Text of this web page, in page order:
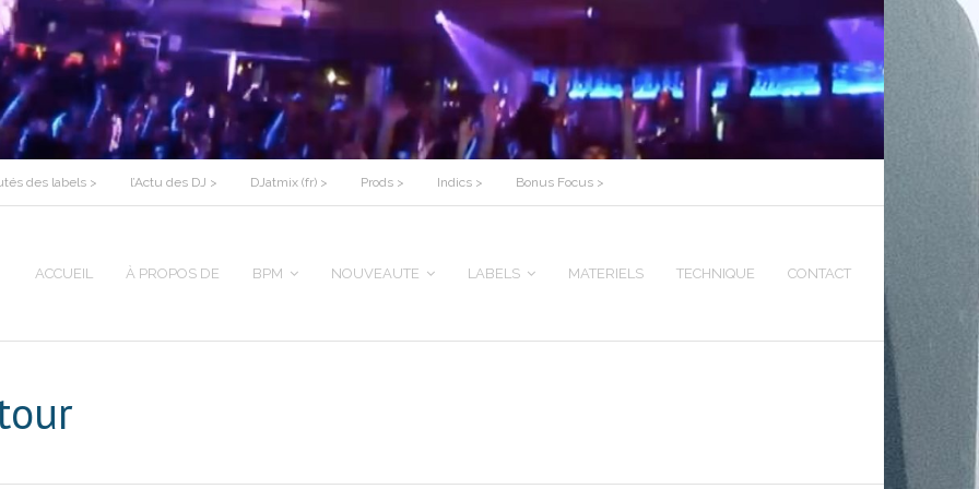
des labels > l’Actu des DJ > DJatmix (fr) > Prods > Indics > Bonus Focus >
ACCUEIL À PROPOS DE BPM NOUVEAUTE LABELS MATERIELS TECHNIQUE CONTACT